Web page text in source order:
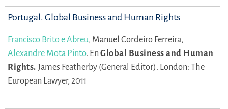
Portugal. Global Business and Human Rights
Francisco Brito e Abreu, Manuel Cordeiro Ferreira,
Alexandre Mota Pinto. En Global Business and Human
Rights. James Featherby (General Editor). London: The
European Lawyer, 2011